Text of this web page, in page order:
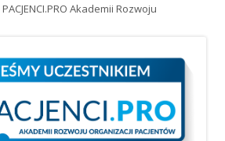
Akademii Rozwoju